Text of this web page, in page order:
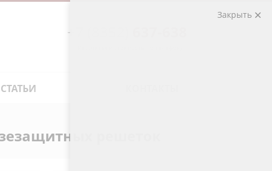
+7 (8352)
СТАТЬИ
решеток
Закрыть